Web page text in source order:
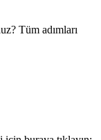
Tüm adımları